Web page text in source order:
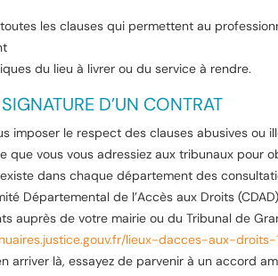
les clauses qui permettent au
du lieu à livrer ou du service à rendre.
D’UN CONTRAT
imposer le respect des clauses abusives ou
que vous vous adressiez aux tribunaux pour
dans chaque département des
Départemental de l’Accès aux Droits
auprès de votre mairie ou du Tribunal de
lieux-dacces-aux-droits-
arriver là, essayez de parvenir à un accord